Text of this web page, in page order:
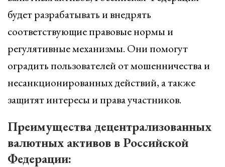
будет разрабатывать и внедрять
соответствующие правовые нормы и
регулятивные механизмы. Они помогут
оградить пользователей от мошенничества и
несанкционированных действий, а также
защитят интересы и права участников.
Преимущества децентрализованных
валютных активов в Российской
Федерации: